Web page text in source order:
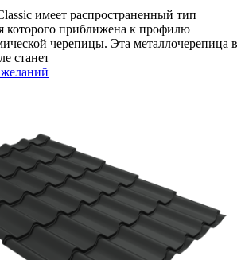
имеет распространенный тип
которого приближена к профилю
черепицы. Эта металлочерепица в
станет